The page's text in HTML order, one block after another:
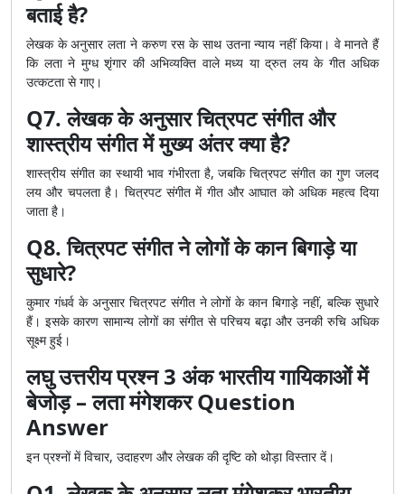
बताई है?
लेखक के अनुसार लता ने करुण रस के साथ उतना न्याय नहीं किया। वे मानते हैं
कि लता ने मुग्ध शृंगार की अभिव्यक्ति वाले मध्य या द्रुत लय के गीत अधिक
उत्कटता से गाए।
Q7. लेखक के अनुसार चित्रपट संगीत और
शास्त्रीय संगीत में मुख्य अंतर क्या है?
शास्त्रीय संगीत का स्थायी भाव गंभीरता है, जबकि चित्रपट संगीत का गुण जलद
लय और चपलता है। चित्रपट संगीत में गीत और आघात को अधिक महत्व दिया
जाता है।
Q8. चित्रपट संगीत ने लोगों के कान बिगाड़े या
सुधारे?
कुमार गंधर्व के अनुसार चित्रपट संगीत ने लोगों के कान बिगाड़े नहीं, बल्कि सुधारे
हैं। इसके कारण सामान्य लोगों का संगीत से परिचय बढ़ा और उनकी रुचि अधिक
सूक्ष्म हुई।
लघु उत्तरीय प्रश्न 3 अंक भारतीय गायिकाओं में
बेजोड़ – लता मंगेशकर Question
Answer
इन प्रश्नों में विचार, उदाहरण और लेखक की दृष्टि को थोड़ा विस्तार दें।